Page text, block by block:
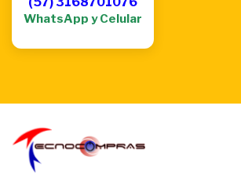
WhatsApp y Celular